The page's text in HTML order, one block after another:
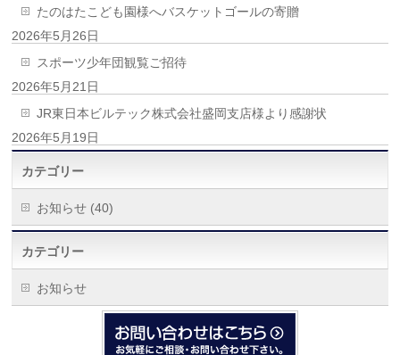
たのはたこども園様へバスケットゴールの寄贈
2026年5月26日
スポーツ少年団観覧ご招待
2026年5月21日
JR東日本ビルテック株式会社盛岡支店様より感謝状
2026年5月19日
カテゴリー
お知らせ (40)
カテゴリー
お知らせ